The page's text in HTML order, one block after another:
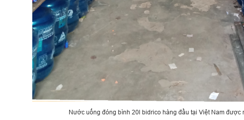
Nước uống đóng bình 20l bidrico hàng đầu tại Việt Nam